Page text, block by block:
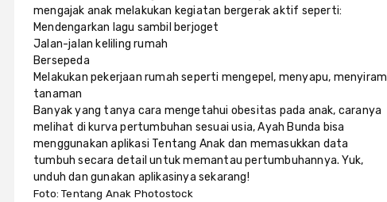
mengajak anak melakukan kegiatan bergerak aktif seperti:
Mendengarkan lagu sambil berjoget
Jalan-jalan keliling rumah
Bersepeda
Melakukan pekerjaan rumah seperti mengepel, menyapu, menyiram
tanaman
Banyak yang tanya cara mengetahui obesitas pada anak, caranya
melihat di kurva pertumbuhan sesuai usia, Ayah Bunda bisa
menggunakan aplikasi Tentang Anak dan memasukkan data
tumbuh secara detail untuk memantau pertumbuhannya. Yuk,
unduh dan gunakan aplikasinya sekarang!
Foto: Tentang Anak Photostock